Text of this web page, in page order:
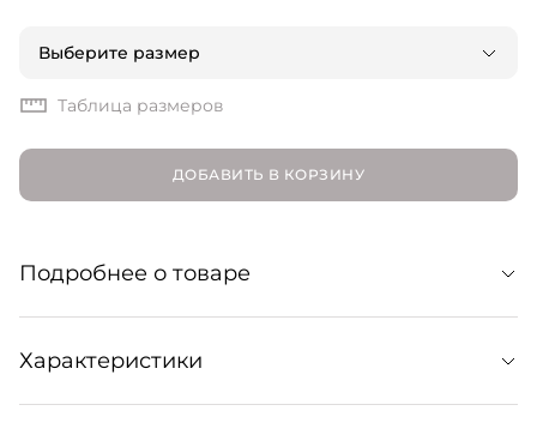
Выберите размер
Таблица размеров
ДОБАВИТЬ В КОРЗИНУ
Подробнее о товаре
Прямые классические брюки из эластичного крепа в
насыщенном синем цвете. Симметричные разрезы
сзади по низу изделия создают акцент на обуви.
Характеристики